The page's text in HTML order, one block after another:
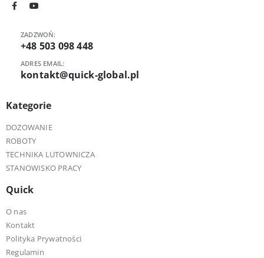
ZADZWOŃ:
+48 503 098 448
ADRES EMAIL:
kontakt@quick-global.pl
Kategorie
DOZOWANIE
ROBOTY
TECHNIKA LUTOWNICZA
STANOWISKO PRACY
Quick
O nas
Kontakt
Polityka Prywatności
Regulamin